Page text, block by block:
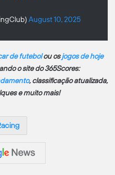
August 10, 2025
de futebolou osjogos de hoje
o site do 365Scores:
, classificação atualizada,
e muito mais!